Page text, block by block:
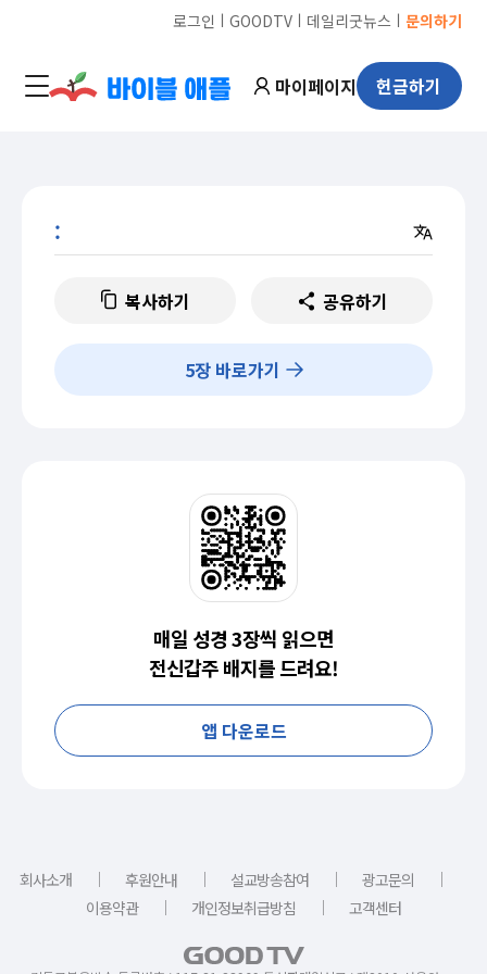
로그인 ㅣ GOODTVㅣ 데일리굿뉴스 ㅣ 문의하기
마이페이지 헌금하기
:
복사하기 공유하기
5장 바로가기
매일 성경 3장씩 읽으면
전신갑주 배지를 드려요!
앱 다운로드
회사소개 ｜ 후원안내 ｜ 설교방송참여 ｜ 광고문의
｜
이용약관
｜ 개인정보취급방침 ｜ 고객센터